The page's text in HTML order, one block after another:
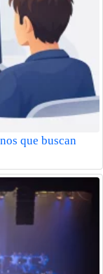
que buscan